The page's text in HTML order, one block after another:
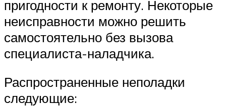
пригодности к ремонту. Некоторые
неисправности можно решить
самостоятельно без вызова
специалиста-наладчика.
Распространенные неполадки
следующие: